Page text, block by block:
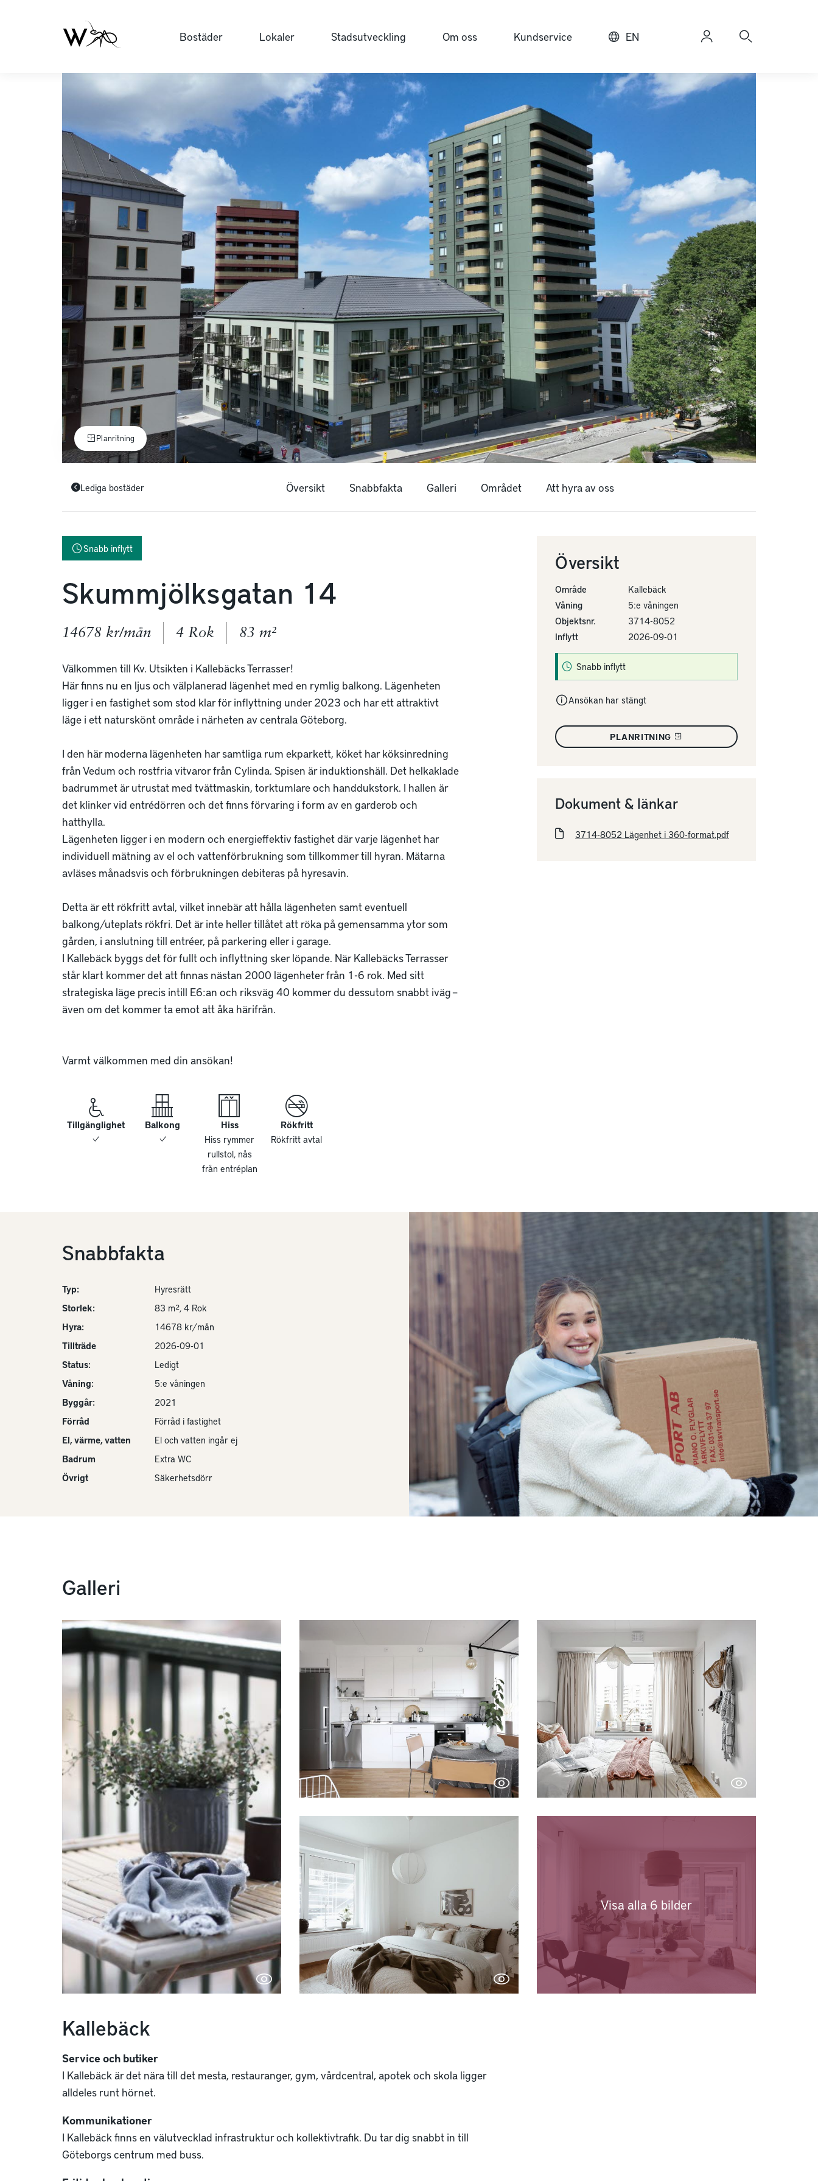
Bostäder Lokaler Stadsutveckling Om oss Kundservice EN
Planritning
Lediga bostäder Översikt Snabbfakta Galleri Området Att hyra av oss
Snabb inflytt
Skummjölksgatan 14
14678 kr/mån 4 Rok 83 m²
Välkommen till Kv. Utsikten i Kallebäcks Terrasser!
Här finns nu en ljus och välplanerad lägenhet med en rymlig balkong. Lägenheten
ligger i en fastighet som stod klar för inflyttning under 2023 och har ett attraktivt
läge i ett naturskönt område i närheten av centrala Göteborg.
I den här moderna lägenheten har samtliga rum ekparkett, köket har köksinredning
från Vedum och rostfria vitvaror från Cylinda. Spisen är induktionshäll. Det helkaklade
badrummet är utrustat med tvättmaskin, torktumlare och handdukstork. I hallen är
det klinker vid entrédörren och det finns förvaring i form av en garderob och
hatthylla.
Lägenheten ligger i en modern och energieffektiv fastighet där varje lägenhet har
individuell mätning av el och vattenförbrukning som tillkommer till hyran. Mätarna
avläses månadsvis och förbrukningen debiteras på hyresavin.
Detta är ett rökfritt avtal, vilket innebär att hålla lägenheten samt eventuell
balkong/uteplats rökfri. Det är inte heller tillåtet att röka på gemensamma ytor som
gården, i anslutning till entréer, på parkering eller i garage.
I Kallebäck byggs det för fullt och inflyttning sker löpande. När Kallebäcks Terrasser
står klart kommer det att finnas nästan 2000 lägenheter från 1-6 rok. Med sitt
strategiska läge precis intill E6:an och riksväg 40 kommer du dessutom snabbt iväg –
även om det kommer ta emot att åka härifrån.
Tillgänglighet Balkong
Hiss
Hiss rymmer
rullstol, nås
från entréplan
Rökfritt
Rökfritt avtal
Översikt
Område
Kallebäck
Våning
5:e våningen
Objektsnr.
3714-8052
Inflytt
2026-09-01
Snabb inflytt
Ansökan har stängt
PLANRITNING
Dokument & länkar
3714-8052 Lägenhet i 360-format.pdf
Snabbfakta
Typ:
Hyresrätt
Storlek:
83 m², 4 Rok
Hyra:
14678 kr/mån
Tillträde
2026-09-01
Status:
Ledigt
Våning:
5:e våningen
Byggår:
2021
Förråd
Förråd i fastighet
El, värme, vatten
El och vatten ingår ej
Badrum
Extra WC
Övrigt
Säkerhetsdörr
Galleri
Visa alla 6 bilder
Kallebäck
Service och butiker
I Kallebäck är det nära till det mesta, restauranger, gym, vårdcentral, apotek och skola ligger
alldeles runt hörnet.
Kommunikationer
I Kallebäck finns en välutvecklad infrastruktur och kollektivtrafik. Du tar dig snabbt in till
Göteborgs centrum med buss.